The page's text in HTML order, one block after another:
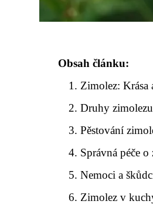
Obsah článku:
Zimolez: Krása
Druhy
Pěstování
Správná péče o
Nemoci a
Zimolez v